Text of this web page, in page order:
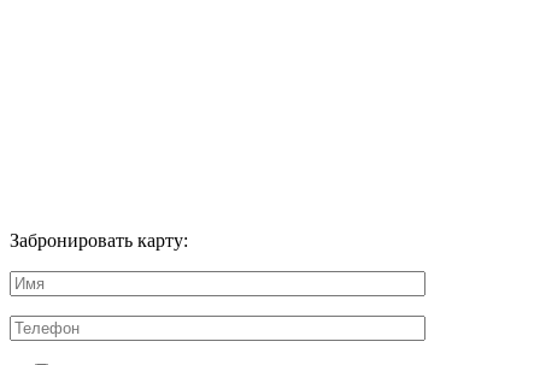
Забронировать карту: